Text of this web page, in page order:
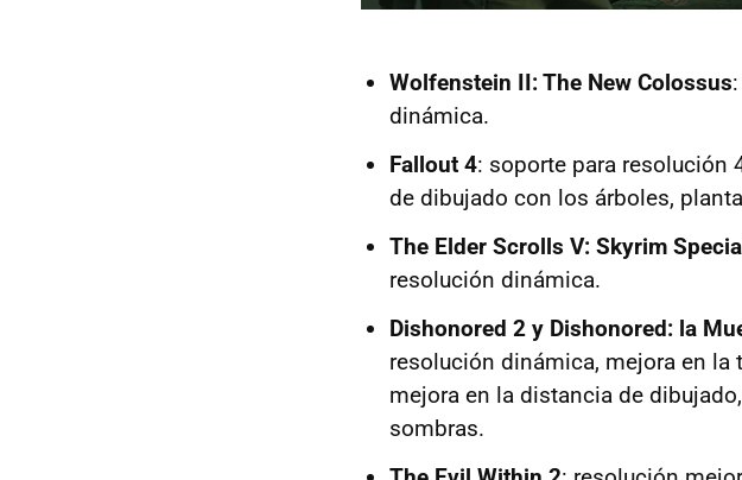
Wolfenstein II: The New Colossus
dinámica.
Fallout 4: soporte para resolución
de dibujado con los árboles,
The Elder Scrolls V: Skyrim
resolución dinámica.
Dishonored 2 y Dishonored: la
resolución dinámica, mejora en la
mejora en la distancia de
sombras.